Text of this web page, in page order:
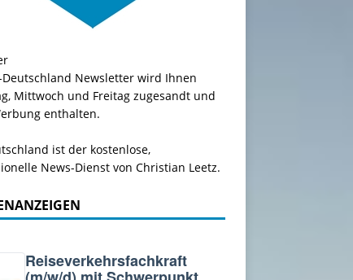
Deutschland Newsletter wird Ihnen
Mittwoch und Freitag zugesandt und
enthalten.
ist der kostenlose,
News-Dienst von Christian Leetz.